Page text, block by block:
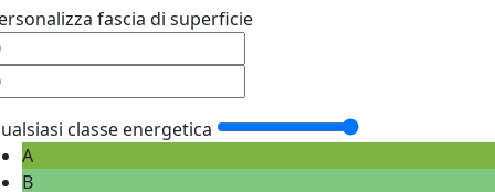
fascia di superficie
classe energetica
A
B